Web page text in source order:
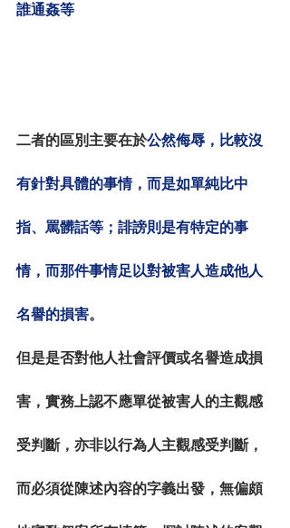
誰通姦等
二者的區別主要在於公然侮辱，比較沒
有針對具體的事情，而是如單純比中
指、罵髒話等；誹謗則是有特定的事
情，而那件事情足以對被害人造成他人
名譽的損害。
但是是否對他人社會評價或名譽造成損
害，實務上認不應單從被害人的主觀感
受判斷，亦非以行為人主觀感受判斷，
而必須從陳述內容的字義出發，無偏頗